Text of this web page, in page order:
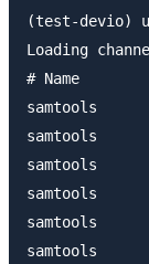
(test-devio)
Loading
# Name
samtools
samtools
samtools
samtools
samtools
samtools